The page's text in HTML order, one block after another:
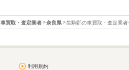
車買取・査定業者 奈良県 生駒郡の車買取・査定業者
利用規約